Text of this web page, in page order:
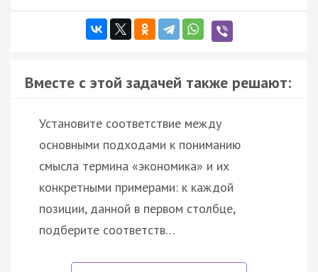
Вместе с этой задачей также решают:
Установите соответствие между
основными подходами к пониманию
смысла термина «экономика» и их
конкретными примерами: к каждой
позиции, данной в первом столбце,
подберите соответств…